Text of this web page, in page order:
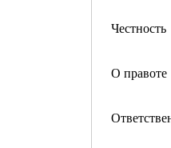
Честность
О правоте